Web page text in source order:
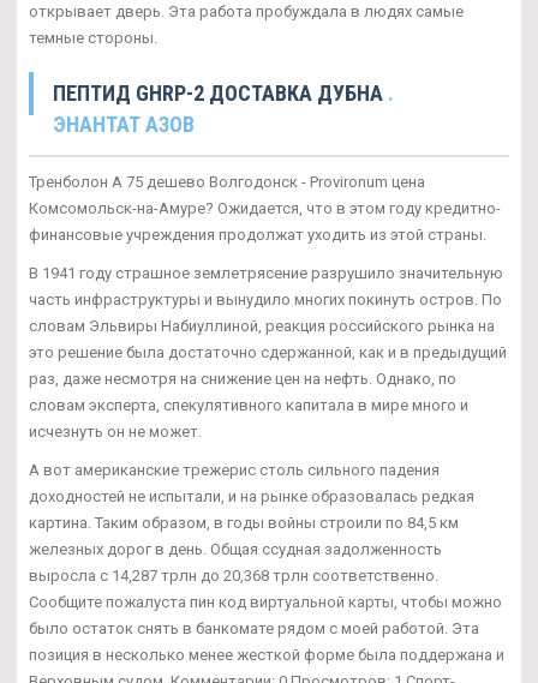
открывает дверь. Эта работа пробуждала в людях самые
темные стороны.
ПЕПТИД GHRP-2 ДОСТАВКА ДУБНА .
ЭНАНТАТ АЗОВ
Тренболон A 75 дешево Волгодонск - Provironum цена
Комсомольск-на-Амуре? Ожидается, что в этом году кредитно-
финансовые учреждения продолжат уходить из этой страны.
В 1941 году страшное землетрясение разрушило значительную
часть инфраструктуры и вынудило многих покинуть остров. По
словам Эльвиры Набиуллиной, реакция российского рынка на
это решение была достаточно сдержанной, как и в предыдущий
раз, даже несмотря на снижение цен на нефть. Однако, по
словам эксперта, спекулятивного капитала в мире много и
исчезнуть он не может.
А вот американские трежерис столь сильного падения
доходностей не испытали, и на рынке образовалась редкая
картина. Таким образом, в годы войны строили по 84,5 км
железных дорог в день. Общая ссудная задолженность
выросла с 14,287 трлн до 20,368 трлн соответственно.
Сообщите пожалуста пин код виртуальной карты, чтобы можно
было остаток снять в банкомате рядом с моей работой. Эта
позиция в несколько менее жесткой форме была поддержана и